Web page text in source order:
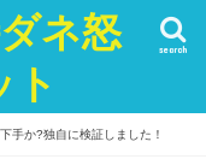
ネ怒
ト
search
手か?独自に検証しました！